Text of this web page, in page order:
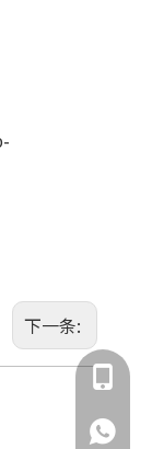
下一条: